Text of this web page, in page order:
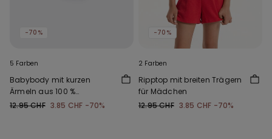
-70%
5 Farben
Babybody mit kurzen
Ärmeln aus 100 %
einfarbiger Baumwolle
12.95 CHF 3.85 CHF -70%
-70%
2 Farben
Ripptop mit breiten Trägern
für Mädchen
12.95 CHF 3.85 CHF -70%